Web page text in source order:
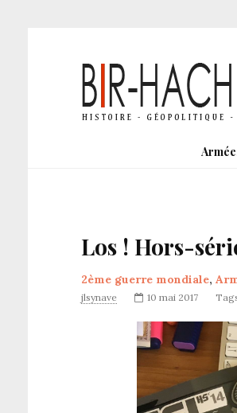
Los ! Hors-
2ème guerre mondiale,
jlsynave
10 mai 2017